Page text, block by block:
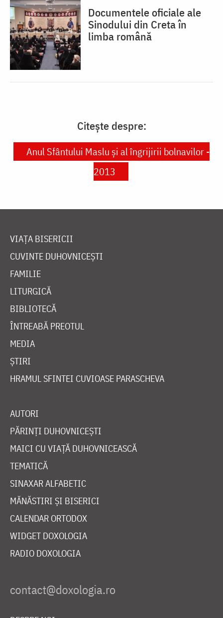
Documentele oficiale ale
Sinodului din Creta în
limba română
Citește despre:
Anul Sfântului Maslu și al îngrijirii bolnavilor -
2013
VIAȚA BISERICII
CUVINTE DUHOVNICEȘTI
FAMILIE
LITURGICĂ
BIBLIOTECĂ
ÎNTREABĂ PREOTUL
MEDIA
ȘTIRI
HRAMUL SFINTEI CUVIOASE PARASCHEVA
AUTORI
PĂRINȚI DUHOVNICEȘTI
MAICI CU VIAȚĂ DUHOVNICEASCĂ
TEMATICĂ
SINAXAR ALFABETIC
MĂNĂSTIRI ȘI BISERICI
CALENDAR ORTODOX
WIDGET DOXOLOGIA
RADIO DOXOLOGIA